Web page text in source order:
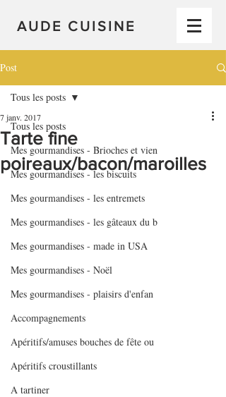
AUDE CUISINE
Post
Tous les posts
Mes gourmandises - Brioches et vien
Mes gourmandises - les biscuits
Mes gourmandises - les entremets
Mes gourmandises - les gâteaux du b
Mes gourmandises - made in USA
Mes gourmandises - Noël
Mes gourmandises - plaisirs d'enfan
Accompagnements
Apéritifs/amuses bouches de fête ou
Apéritifs croustillants
A tartiner
Tous les posts
Tarte fine
poireaux/bacon/maroilles
7 janv. 2017